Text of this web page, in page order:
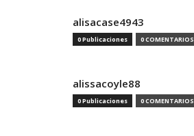
alisacase4943
0 Publicaciones 0 COMENTARIOS
alissacoyle88
0 Publicaciones 0 COMENTARIOS